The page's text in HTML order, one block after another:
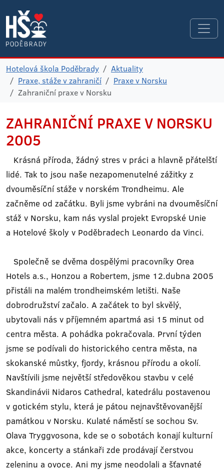
Hotelová škola Poděbrady
Aktuality
Praxe, stáže v zahraničí
Praxe v Norsku
Zahraniční praxe v Norsku
ZAHRANIČNÍ PRAXE V NORSKU
2005
Krásná příroda, žádný stres v práci a hlavně přátelští
lidé. Tak to jsou naše nezapomenutelné zážitky z
dvouměsíční stáže v norském Trondheimu. Ale
začněme od začátku. Byli jsme vybráni na dvouměsíční
stáž v Norsku, kam nás vyslal projekt Evropské Unie
a Hotelové školy v Poděbradech Leonardo da Vinci.
Společně se dvěma dospělými pracovníky Orea
Hotels a.s., Honzou a Robertem, jsme 12.dubna 2005
přistáli na malém trondheimském letišti. Naše
dobrodružství začalo. A začátek to byl skvělý,
ubytovali nás v příjemném apartmá asi 15 minut od
centra města. A pohádka pokračovala. První týden
jsme se podívali do historického centra města, na
skokanské můstky, fjordy, krásnou přírodu a okolí.
Navštívili jsme největší středověkou stavbu v celé
Skandinávii Nidaros Cathedral, katedrálu postavenou
v gotickém stylu, která je pátou nejnavštěvovanější
památkou v Norsku. Kulaté náměstí se sochou Sv.
Olava Tryggvosona, kde se o sobotách konají kulturní
akce, koncerty a stánkaři zde prodávají čerstvou
zeleninu a ovoce. Ani my jsme neodolali a šťavnaté